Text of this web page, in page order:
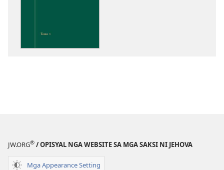
JW.ORG® / OPISYAL NGA WEBSITE SA MGA SAKSI NI JEHOVA
Mga Appearance Setting